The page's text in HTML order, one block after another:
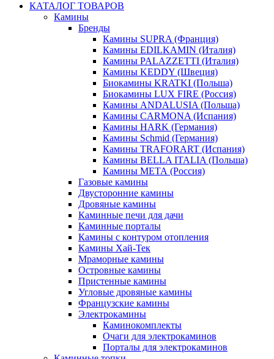
КАТАЛОГ ТОВАРОВ
Камины
Бренды
Камины SUPRA (Франция)
Камины EDILKAMIN (Италия)
Камины PALAZZETTI (Италия)
Камины KEDDY (Швеция)
Биокамины KRATKI (Польша)
Биокамины LUX FIRE (Россия)
Камины ANDALUSIA (Польша)
Камины CARMONA (Испания)
Камины HARK (Германия)
Камины Schmid (Германия)
Камины TRAFORART (Испания)
Камины BELLA ITALIA (Польша)
Камины МЕТА (Россия)
Газовые камины
Двусторонние камины
Дровяные камины
Каминные печи для дачи
Каминные порталы
Камины с контуром отопления
Камины Хай-Тек
Мраморные камины
Островные камины
Пристенные камины
Угловые дровяные камины
Французские камины
Электрокамины
Каминокомплекты
Очаги для электрокаминов
Порталы для электрокаминов